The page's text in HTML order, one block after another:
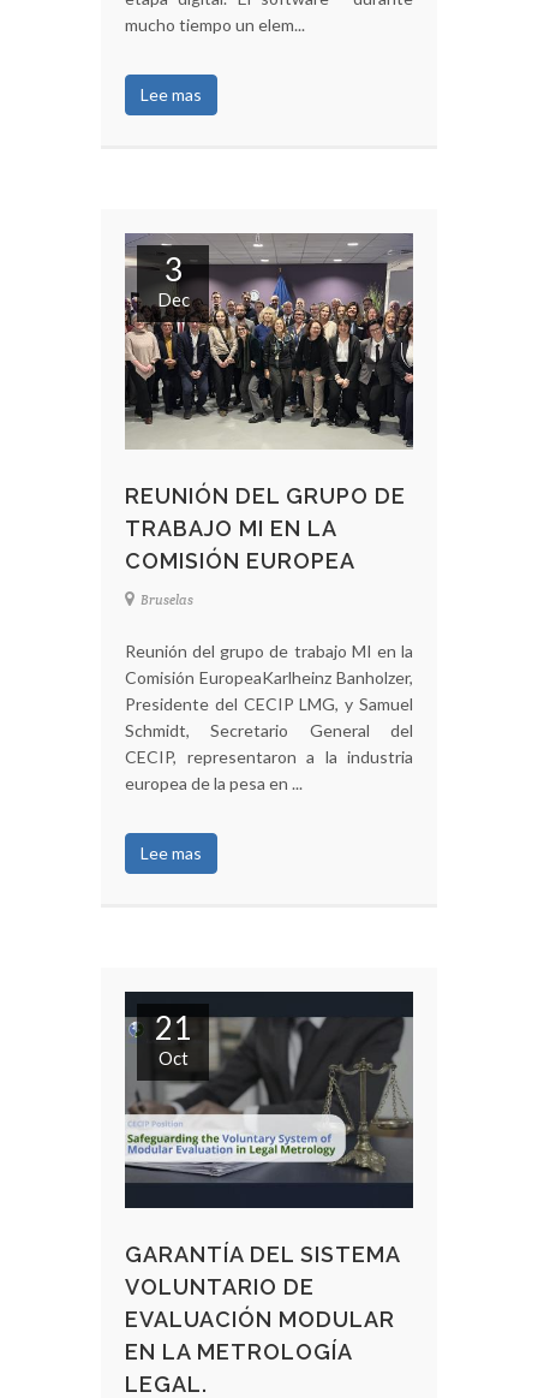
mucho tiempo un elem...
Lee mas
3
Dec
REUNIÓN DEL GRUPO DE
TRABAJO MI EN LA
COMISIÓN EUROPEA
Bruselas
Reunión del grupo de trabajo MI en la
Comisión EuropeaKarlheinz Banholzer,
Presidente del CECIP LMG, y Samuel
Schmidt, Secretario General del
CECIP, representaron a la industria
europea de la pesa en ...
Lee mas
21
Oct
GARANTÍA DEL SISTEMA
VOLUNTARIO DE
EVALUACIÓN MODULAR
EN LA METROLOGÍA
LEGAL.